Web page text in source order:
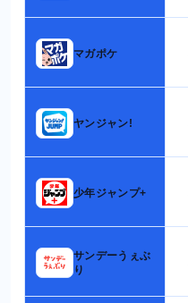
マガポケ
ヤンジャン!
少年ジャンプ+
サンデーうぇぶ
り